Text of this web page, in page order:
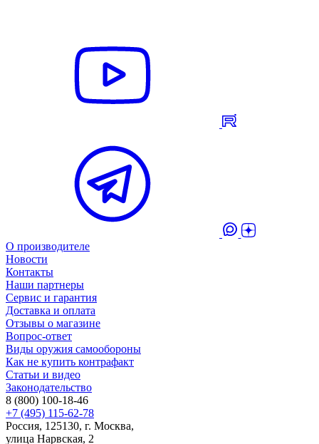
О производителе
Новости
Контакты
Наши партнеры
Сервис и гарантия
Доставка и оплата
Отзывы о магазине
Вопрос-ответ
Виды оружия самообороны
Как не купить контрафакт
Статьи и видео
Законодательство
8 (800) 100-18-46
+7 (495) 115-62-78
Россия, 125130, г. Москва,
улица Нарвская, 2